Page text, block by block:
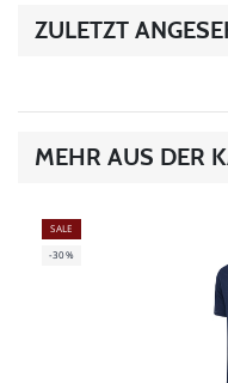
ZULETZT
MEHR AUS DER
SALE
-30%